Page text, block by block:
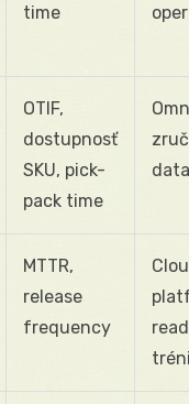
time
OTIF,
dostupnosť
SKU, pick-
pack time
MTTR,
release
frequency